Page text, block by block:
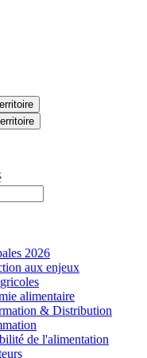
2026
aux enjeux
alimentaire
& Distribution
de l'alimentation